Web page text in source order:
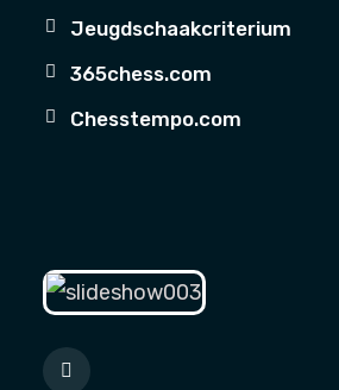
Jeugdschaakcriterium
365chess.com
Chesstempo.com